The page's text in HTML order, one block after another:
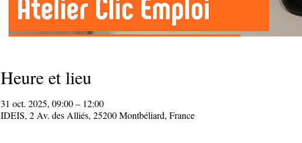
Heure et lieu
31 oct. 2025, 09:00 – 12:00
IDEIS, 2 Av. des Alliés, 25200 Montbéliard, France